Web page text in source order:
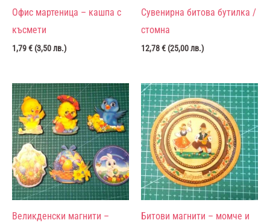
Офис мартеница – кашпа с
късмети
1,79€ (3,50лв.)
Сувенирна битова бутилка /
стомна
12,78€ (25,00лв.)
Великденски магнити –
Битови магнити – момче и